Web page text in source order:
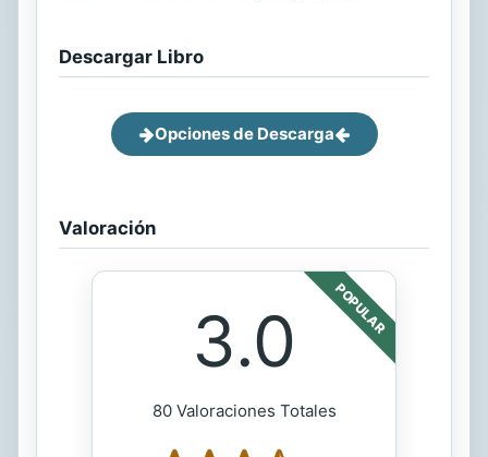
Descargar Libro
Opciones de Descarga
Valoración
POPULAR
3.0
80 Valoraciones Totales